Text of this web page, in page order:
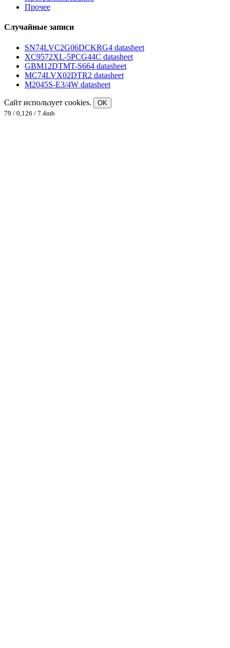
Прочее
Случайные записи
SN74LVC2G06DCKRG4 datasheet
XC9572XL-5PCG44C datasheet
GBM12DTMT-S664 datasheet
MC74LVX02DTR2 datasheet
M2045S-E3/4W datasheet
Сайт использует cookies.
OK
79 / 0,126 / 7.4mb